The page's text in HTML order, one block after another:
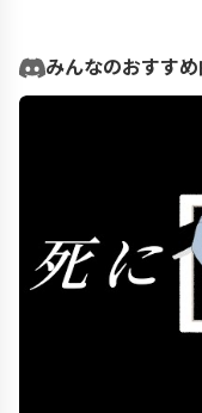
みんなのおすす